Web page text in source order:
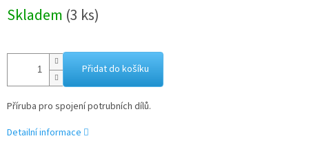
cena:
Skladem (3 ks)
Přidat do košíku
Příruba pro spojení potrubních dílů.
Detailní informace